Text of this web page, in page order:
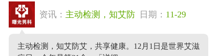
资讯： 主动检测，知艾防 日期： 11-29
主动检测，知艾防艾，共享健康。12月1日是世界艾滋